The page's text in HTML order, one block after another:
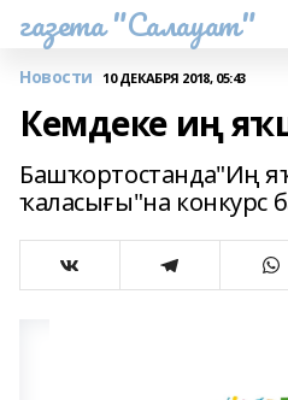
газета "Салауат"
Новости 10 ДЕКАБРЯ 2018, 05:43
Кемдеке иң
Башҡортостанда"Иң
ҡаласығы"на конкурс